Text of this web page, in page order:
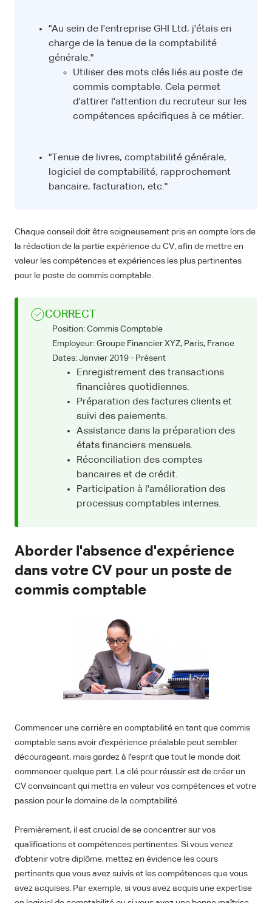
"Au sein de l'entreprise GHI Ltd, j'étais en
charge de la tenue de la comptabilité
générale."
Utiliser des mots clés liés au poste de
commis comptable. Cela permet
d'attirer l'attention du recruteur sur les
compétences spécifiques à ce métier.
"Tenue de livres, comptabilité générale,
logiciel de comptabilité, rapprochement
bancaire, facturation, etc."
Chaque conseil doit être soigneusement pris en compte lors de
la rédaction de la partie expérience du CV, afin de mettre en
valeur les compétences et expériences les plus pertinentes
pour le poste de commis comptable.
CORRECT
Position: Commis Comptable
Employeur: Groupe Financier XYZ, Paris, France
Dates: Janvier 2019 - Présent
Enregistrement des transactions
financières quotidiennes.
Préparation des factures clients et
suivi des paiements.
Assistance dans la préparation des
états financiers mensuels.
Réconciliation des comptes
bancaires et de crédit.
Participation à l'amélioration des
processus comptables internes.
Aborder l'absence d'expérience
dans votre CV pour un poste de
commis comptable
Commencer une carrière en comptabilité en tant que commis
comptable sans avoir d'expérience préalable peut sembler
décourageant, mais gardez à l'esprit que tout le monde doit
commencer quelque part. La clé pour réussir est de créer un
CV convaincant qui mettra en valeur vos compétences et votre
passion pour le domaine de la comptabilité.
Premièrement, il est crucial de se concentrer sur vos
qualifications et compétences pertinentes. Si vous venez
d'obtenir votre diplôme, mettez en évidence les cours
pertinents que vous avez suivis et les compétences que vous
avez acquises. Par exemple, si vous avez acquis une expertise